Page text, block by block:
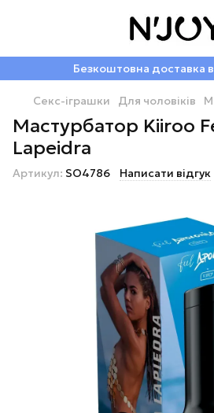
Безкоштовна доставка
Секс-іграшки Для чоловіків
Мастурбатор Kiiroo
Lapeidra
Артикул: SO4786 Написати відгук